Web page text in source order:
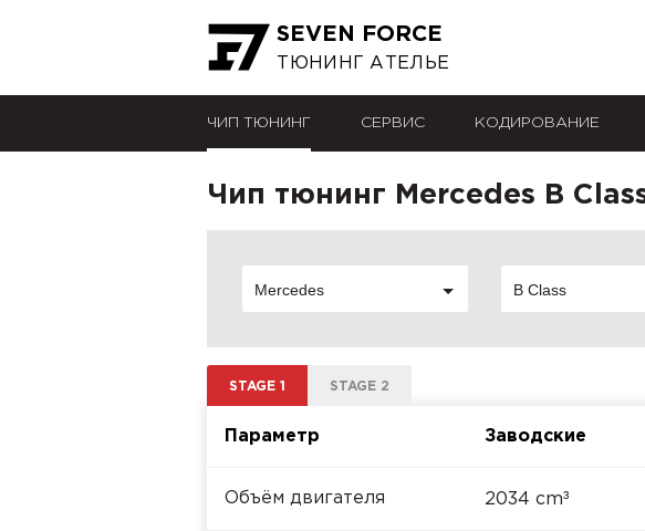
SEVEN FORCE
ТЮНИНГ АТЕЛЬЕ
ЧИП ТЮНИНГ СЕРВИС КОДИРОВАНИЕ
Чип тюнинг Mercedes B
Mercedes B Class
STAGE 1 STAGE 2
Параметр Заводские
Объём двигателя 2034 cm³